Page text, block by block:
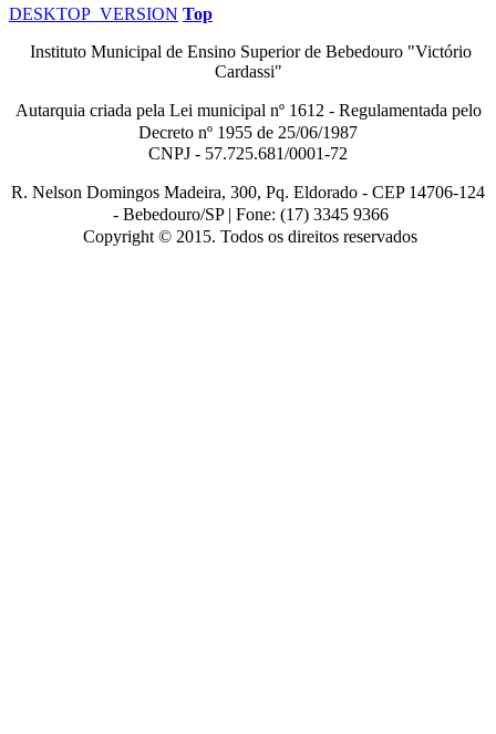
DESKTOP_VERSION Top
Instituto Municipal de Ensino Superior de Bebedouro "Victório
Cardassi"
Autarquia criada pela Lei municipal nº1612 - Regulamentada pelo
Decreto nº 1955 de 25/06/1987
CNPJ - 57.725.681/0001-72
R. Nelson Domingos Madeira, 300, Pq. Eldorado - CEP 14706-124
- Bebedouro/SP | Fone: (17) 3345 9366
Copyright © 2015. Todos os direitos reservados